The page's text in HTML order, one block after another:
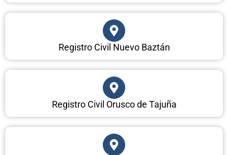
Registro Civil Nuevo Baztán
Registro Civil Orusco de Tajuña